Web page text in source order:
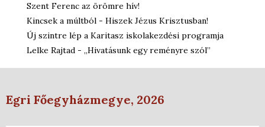
Szent Ferenc az örömre hív!
Kincsek a múltból - Hiszek Jézus Krisztusban!
Új szintre lép a Karitasz iskolakezdési programja
Lelke Rajtad - „Hivatásunk egy reményre szól”
Egri Főegyházmegye, 2026